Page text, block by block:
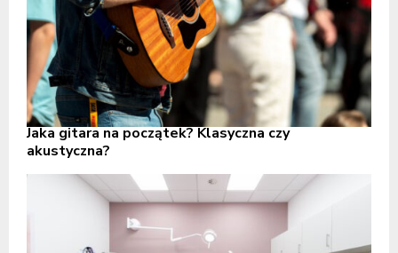
Jaka gitara na początek? Klasyczna czy
akustyczna?